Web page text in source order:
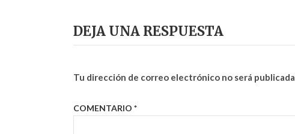
DEJA UNA RESPUESTA
Tu dirección de correo electrónico no será publicada.
COMENTARIO *